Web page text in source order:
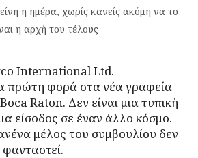
η ημέρα, χωρίς κανείς ακόμη να το
η αρχή του τέλους
International Ltd.
πρώτη φορά στα νέα γραφεία
Raton. Δεν είναι μια τυπική
είσοδος σε έναν άλλο κόσμο.
μέλος του συμβουλίου δεν
φανταστεί.